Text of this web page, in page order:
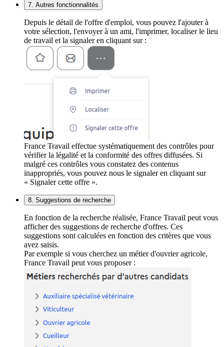
7. Autres fonctionnalités
Depuis le détail de l'offre d'emploi, vous pouvez l'ajouter à
votre sélection, l'envoyer à un ami, l'imprimer, localiser le lieu
de travail et la signaler en cliquant sur :
France Travail effectue systématiquement des contrôles pour
vérifier la légalité et la conformité des offres diffusées. Si
malgré ces contrôles vous constatez des contenus
inappropriés, vous pouvez nous le signaler en cliquant sur
« Signaler cette offre ».
8. Suggestions de recherche
En fonction de la recherche réalisée, France Travail peut vous
afficher des suggestions de recherche d'offres. Ces
suggestions sont calculées en fonction des critères que vous
avez saisis.
Par exemple si vous cherchez un métier d'ouvrier agricole,
France Travail peut vous proposer :